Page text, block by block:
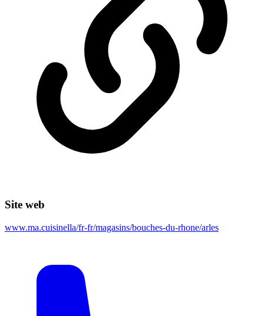
Site web
www.ma.cuisinella/fr-fr/magasins/bouches-du-rhone/arles